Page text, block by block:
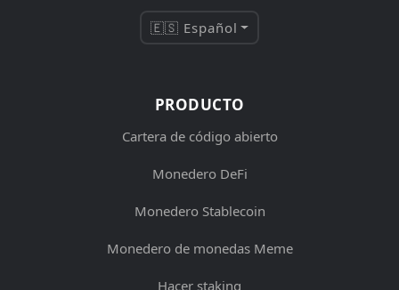
🇪🇸 Español
PRODUCTO
Cartera de código abierto
Monedero DeFi
Monedero Stablecoin
Monedero de monedas Meme
Hacer staking